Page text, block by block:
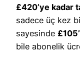
£420’ye kadar
sadece üç kez
sayesinde
bile abonelik